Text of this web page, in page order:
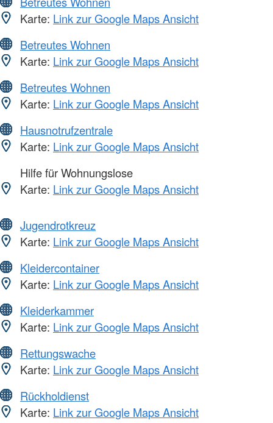
Karte: Link zur Google Maps Ansicht
Betreutes Wohnen
Karte: Link zur Google Maps Ansicht
Betreutes Wohnen
Karte: Link zur Google Maps Ansicht
Hausnotrufzentrale
Karte: Link zur Google Maps Ansicht
Hilfe für Wohnungslose
Karte: Link zur Google Maps Ansicht
Jugendrotkreuz
Karte: Link zur Google Maps Ansicht
Kleidercontainer
Karte: Link zur Google Maps Ansicht
Kleiderkammer
Karte: Link zur Google Maps Ansicht
Rettungswache
Karte: Link zur Google Maps Ansicht
Rückholdienst
Karte: Link zur Google Maps Ansicht